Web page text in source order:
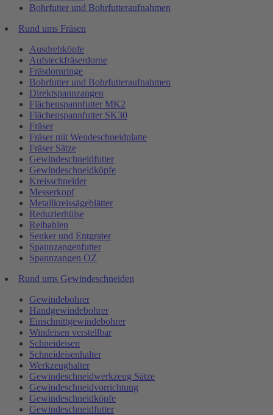
Bohrfutter und Bohrfutteraufnahmen
Rund ums Fräsen
Ausdrehköpfe
Aufsteckfräserdorne
Fräsdornringe
Bohrfutter und Bohrfutteraufnahmen
Direktspannzangen
Flächenspannfutter MK2
Flächenspannfutter SK30
Fräser
Fräser mit Wendeschneidplatte
Fräser Sätze
Gewindeschneidfutter
Gewindeschneidköpfe
Kreisschneider
Messerkopf
Metallkreissägeblätter
Reduzierhülse
Reibahlen
Senker und Entgrater
Spannzangenfutter
Spannzangen OZ
Rund ums Gewindeschneiden
Gewindebohrer
Handgewindebohrer
Einschnittgewindebohrer
Windeisen verstellbar
Schneideisen
Schneideisenhalter
Werkzeughalter
Gewindeschneidwerkzeug Sätze
Gewindeschneidvorrichtung
Gewindeschneidköpfe
Gewindeschneidfutter